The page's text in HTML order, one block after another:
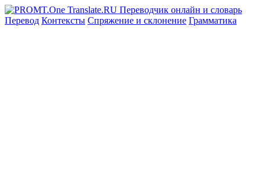
Перевод Контексты Спряжение и склонение Грамматика